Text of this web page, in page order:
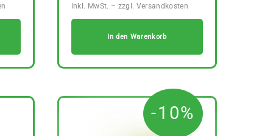
In den Warenkorb
-10%